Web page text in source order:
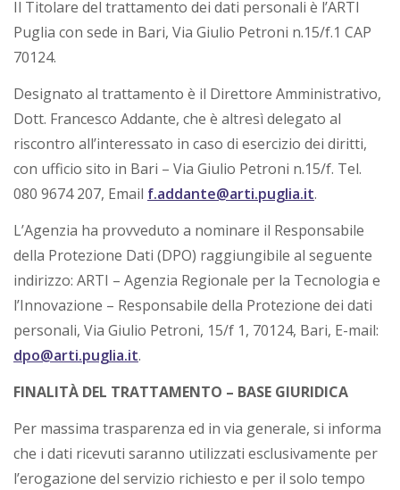
Il Titolare del trattamento dei dati personali è l’ARTI
Puglia con sede in Bari, Via Giulio Petroni n.15/f.1 CAP
70124.
Designato al trattamento è il Direttore Amministrativo,
Dott. Francesco Addante, che è altresì delegato al
riscontro all’interessato in caso di esercizio dei diritti,
con ufficio sito in Bari – Via Giulio Petroni n.15/f. Tel.
080 9674 207, Email f.addante@arti.puglia.it.
L’Agenzia ha provveduto a nominare il Responsabile
della Protezione Dati (DPO) raggiungibile al seguente
indirizzo: ARTI – Agenzia Regionale per la Tecnologia e
l’Innovazione – Responsabile della Protezione dei dati
personali, Via Giulio Petroni, 15/f 1, 70124, Bari, E-mail:
dpo@arti.puglia.it.
FINALITÀ DEL TRATTAMENTO – BASE GIURIDICA
Per massima trasparenza ed in via generale, si informa
che i dati ricevuti saranno utilizzati esclusivamente per
l’erogazione del servizio richiesto e per il solo tempo